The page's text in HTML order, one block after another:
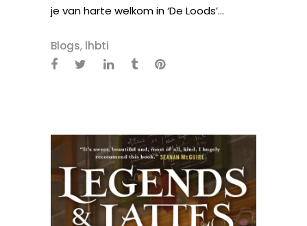
je van harte welkom in ‘De Loods’...
Blogs, lhbti